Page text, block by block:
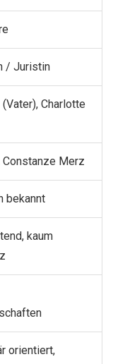
/ Juristin
Charlotte
Merz
bekannt
kaum
orientiert,